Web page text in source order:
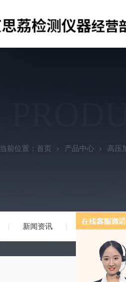
新闻资讯 技术文章
当前位置： 首页 产品中心 高压